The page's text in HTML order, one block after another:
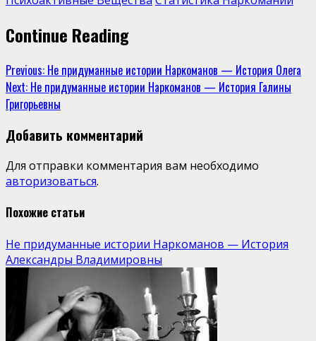
Continue Reading
Previous: Не придуманные истории Наркоманов — История Олега
Next: Не придуманные истории Наркоманов — История Галины
Григорьевны
Добавить комментарий
Для отправки комментария вам необходимо
авторизоваться.
Похожие статьи
Не придуманные истории Наркоманов — История
Александры Владимировны